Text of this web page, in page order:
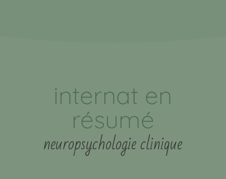
internat en
résumé
neuropsychologie clinique